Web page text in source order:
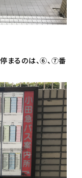
まるのは、⑥、⑦番